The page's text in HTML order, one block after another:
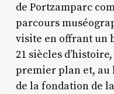
de Portzamparc
parcours
visite en offrant un
21 siècles
premier plan et, au
de la fondation de